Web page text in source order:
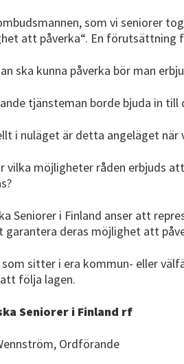
som vi seniorer
att påverka“. En förutsättning
ska kunna påverka bör man
tjänsteman borde bjuda in
i nuläget är detta angeläget
vilka möjligheter råden erbjuds
Seniorer i Finland anser att
garantera deras möjlighet att
som sitter i era kommun- eller
följa lagen.
Seniorer i Finland rf
Ordförande